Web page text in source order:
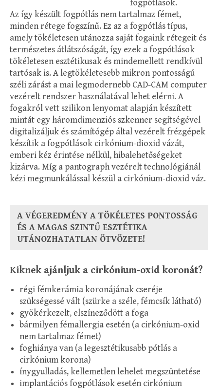
fogpótlások.
Az így készült fogpótlás nem tartalmaz fémet,
minden rétege fogszínű. Ez az a fogpótlás típus,
amely tökéletesen utánozza saját fogaink rétegeit és
természetes átlátszóságát, így ezek a fogpótlások
tökéletesen esztétikusak és mindemellett rendkívül
tartósak is. A legtökéletesebb mikron pontosságú
széli zárást a mai legmodernebb CAD-CAM computer
vezérelt rendszer használatával lehet elérni. A
fogakról vett szilikon lenyomat alapján készített
mintát egy háromdimenziós szkenner segítségével
digitalizáljuk és számítógép által vezérelt frézgépek
készítik a fogpótlások cirkónium-dioxid vázát,
emberi kéz érintése nélkül, hibalehetőségeket
kizárva. Míg a pantograph vezérelt technológiánál
kézi megmunkálással készül a cirkónium-dioxid váz.
A VÉGEREDMÉNY A TÖKÉLETES PONTOSSÁG
ÉS A MAGAS SZINTŰ ESZTÉTIKA
UTÁNOZHATATLAN ÖTVÖZETE!
Kiknek ajánljuk a cirkónium-oxid koronát?
régi fémkerámia koronájának cseréje
szükségessé vált (szürke a széle, fémcsík látható)
gyökérkezelt, elszíneződött a foga
bármilyen fémallergia esetén (a cirkónium-oxid
nem tartalmaz fémet)
foghiánya van (a legesztétikusabb pótlás a
cirkónium korona)
ínygyulladás, kellemetlen lehelet megszüntetése
implantációs fogpótlások esetén cirkónium